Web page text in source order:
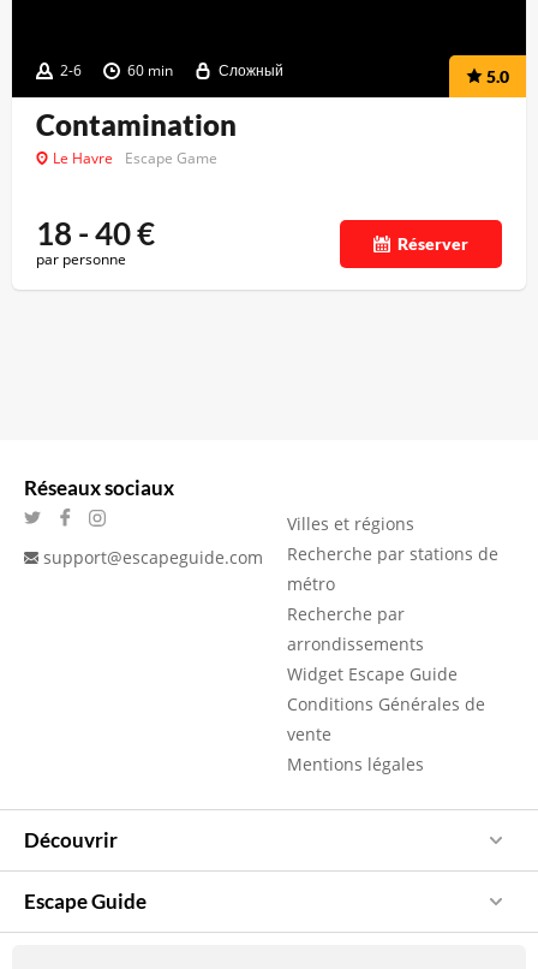
2-6 60 min Сложный 5.0
Contamination
Le Havre Escape Game
18 - 40€
par personne
Réserver
Réseaux sociaux
support@escapeguide.com
Villes et régions
Recherche par stations de
métro
Recherche par
arrondissements
Widget Escape Guide
Conditions Générales de
vente
Mentions légales
Découvrir
Escape Guide